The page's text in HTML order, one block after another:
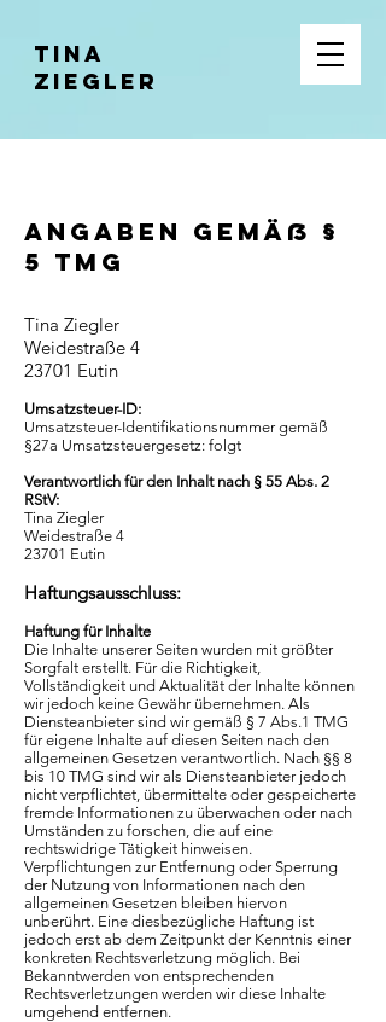
Tina
Ziegler
Angaben gemäß §
5 TMG
Tina Ziegler
Weidestraße 4
23701 Eutin
Umsatzsteuer-ID:
Umsatzsteuer-Identifikationsnummer gemäß
§27a Umsatzsteuergesetz: folgt
Verantwortlich für den Inhalt nach § 55 Abs. 2
RStV:
Tina Ziegler
Weidestraße 4
23701 Eutin
Haftungsausschluss:
Haftung für Inhalte
Die Inhalte unserer Seiten wurden mit größter
Sorgfalt erstellt. Für die Richtigkeit,
Vollständigkeit und Aktualität der Inhalte können
wir jedoch keine Gewähr übernehmen. Als
Diensteanbieter sind wir gemäß § 7 Abs.1 TMG
für eigene Inhalte auf diesen Seiten nach den
allgemeinen Gesetzen verantwortlich. Nach §§ 8
bis 10 TMG sind wir als Diensteanbieter jedoch
nicht verpflichtet, übermittelte oder gespeicherte
fremde Informationen zu überwachen oder nach
Umständen zu forschen, die auf eine
rechtswidrige Tätigkeit hinweisen.
Verpflichtungen zur Entfernung oder Sperrung
der Nutzung von Informationen nach den
allgemeinen Gesetzen bleiben hiervon
unberührt. Eine diesbezügliche Haftung ist
jedoch erst ab dem Zeitpunkt der Kenntnis einer
konkreten Rechtsverletzung möglich. Bei
Bekanntwerden von entsprechenden
Rechtsverletzungen werden wir diese Inhalte
umgehend entfernen.